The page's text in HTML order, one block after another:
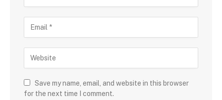
Save my name, email, and website in this browser
for the next time I comment.